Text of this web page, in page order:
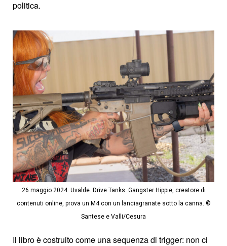
politica.
26 maggio 2024. Uvalde. Drive Tanks. Gangster Hippie, creatore di
contenuti online, prova un M4 con un lanciagranate sotto la canna. ©
Santese e Valli/Cesura
Il libro è costruito come una sequenza di trigger: non ci